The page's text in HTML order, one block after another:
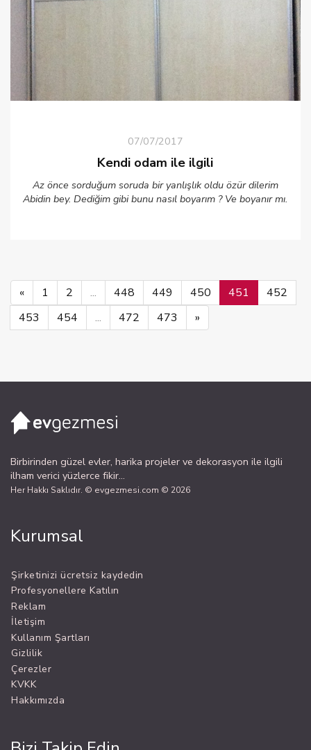
07/07/2017
Kendi odam ile ilgili
Az önce sorduğum soruda bir yanlışlık oldu özür dilerim
Abidin bey. Dediğim gibi bunu nasıl boyarım ? Ve boyanır mı.
« 1 2 ... 448 449 450 451
452
453
454 ... 472 473 »
Birbirinden güzel evler, harika projeler ve dekorasyon ile ilgili
ilham verici yüzlerce fikir...
Her Hakkı Saklıdır. © evgezmesi.com © 2026
Kurumsal
Şirketinizi ücretsiz kaydedin
Profesyonellere Katılın
Reklam
İletişim
Kullanım Şartları
Gizlilik
Çerezler
KVKK
Hakkımızda